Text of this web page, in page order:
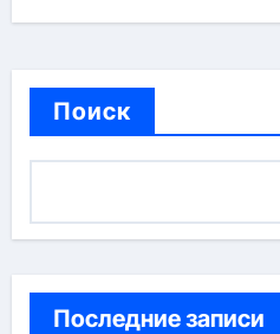
Поиск
Последние записи